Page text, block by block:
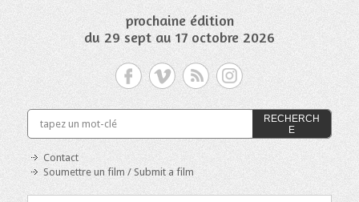
prochaine édition
du 29 sept au 17 octobre 2026
RECHERCH
E
Contact
Soumettre un film / Submit a film